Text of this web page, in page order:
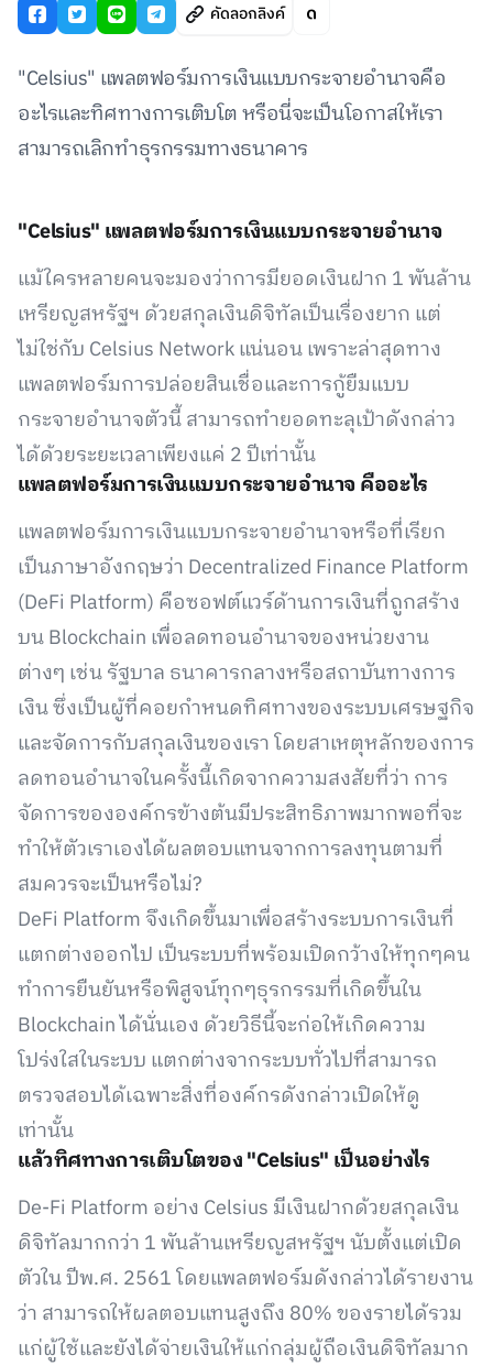
คัดลอกลิงค์
"Celsius" แพลตฟอร์มการเงินแบบกระจายอำนาจคือ
อะไรและทิศทางการเติบโต หรือนี่จะเป็นโอกาสให้เรา
สามารถเลิกทำธุรกรรมทางธนาคาร
"Celsius" แพลตฟอร์มการเงินแบบกระจายอำนาจ
แม้ใครหลายคนจะมองว่าการมียอดเงินฝาก 1 พันล้าน
เหรียญสหรัฐฯ ด้วยสกุลเงินดิจิทัลเป็นเรื่องยาก แต่
ไม่ใช่กับ Celsius Network แน่นอน เพราะล่าสุดทาง
แพลตฟอร์มการปล่อยสินเชื่อและการกู้ยืมแบบ
กระจายอำนาจตัวนี้ สามารถทำยอดทะลุเป้าดังกล่าว
ได้ด้วยระยะเวลาเพียงแค่ 2 ปีเท่านั้น
แพลตฟอร์มการเงินแบบกระจายอำนาจ คืออะไร
แพลตฟอร์มการเงินแบบกระจายอำนาจหรือที่เรียก
เป็นภาษาอังกฤษว่า Decentralized Finance Platform
(DeFi Platform) คือซอฟต์แวร์ด้านการเงินที่ถูกสร้าง
บน Blockchain เพื่อลดทอนอำนาจของหน่วยงาน
ต่างๆ เช่น รัฐบาล ธนาคารกลางหรือสถาบันทางการ
เงิน ซึ่งเป็นผู้ที่คอยกำหนดทิศทางของระบบเศรษฐกิจ
และจัดการกับสกุลเงินของเรา โดยสาเหตุหลักของการ
ลดทอนอำนาจในครั้งนี้เกิดจากความสงสัยที่ว่า การ
จัดการขององค์กรข้างต้นมีประสิทธิภาพมากพอที่จะ
ทำให้ตัวเราเองได้ผลตอบแทนจากการลงทุนตามที่
สมควรจะเป็นหรือไม่?
DeFi Platform จึงเกิดขึ้นมาเพื่อสร้างระบบการเงินที่
แตกต่างออกไป เป็นระบบที่พร้อมเปิดกว้างให้ทุกๆคน
ทำการยืนยันหรือพิสูจน์ทุกๆธุรกรรมที่เกิดขึ้นใน
Blockchain ได้นั่นเอง ด้วยวิธีนี้จะก่อให้เกิดความ
โปร่งใสในระบบ แตกต่างจากระบบทั่วไปที่สามารถ
ตรวจสอบได้เฉพาะสิ่งที่องค์กรดังกล่าวเปิดให้ดู
เท่านั้น
แล้วทิศทางการเติบโตของ "Celsius" เป็นอย่างไร
De-Fi Platform อย่าง Celsius มีเงินฝากด้วยสกุลเงิน
ดิจิทัลมากกว่า 1 พันล้านเหรียญสหรัฐฯ นับตั้งแต่เปิด
ตัวใน ปีพ.ศ. 2561 โดยแพลตฟอร์มดังกล่าวได้รายงาน
ว่า สามารถให้ผลตอบแทนสูงถึง 80% ของรายได้รวม
แก่ผู้ใช้และยังได้จ่ายเงินให้แก่กลุ่มผู้ถือเงินดิจิทัลมาก